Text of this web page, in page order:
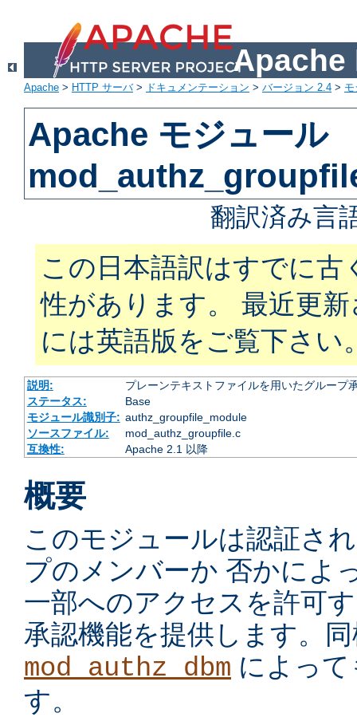
Apache
Apache > HTTP サーバ> ドキュメンテーション > バージョン 2.4 >
Apache モジュール
翻訳済み言
この日本語訳はすでに古
性があります。 最近更
には英語版をご覧下さい
説明:
プレーンテキストファイルを用いたグループ
ステータス:
Base
モジュール識別子: authz_groupfile_module
ソースファイル:
mod_authz_groupfile.c
互換性:
Apache 2.1 以降
概要
このモジュールは認証さ
プのメンバーか 否かによ
一部へのアクセスを許可
承認機能を提供します。
mod_authz_dbm によっ
す。